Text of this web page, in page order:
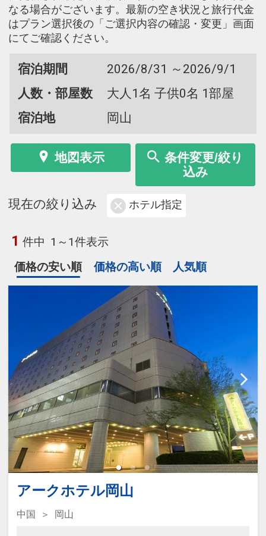
なる場合がございます。最新の空き状況と旅行代金
はプラン選択後の「ご選択内容の確認・変更」画面
にてご確認ください。
宿泊期間
2026/8/31 ～2026/9/1
人数・部屋数
大人1名 子供0名 1部屋
宿泊地
岡山
地図表示
条件変更/絞り
込み
現在の絞り込み ホテル指定
1 件中 1～1件表示
価格の安い順
価格の高い順 人気順
アークホテル岡山
中国 岡山